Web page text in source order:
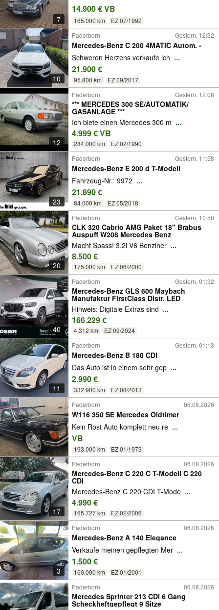
7
14.900 € VB
165.000 km EZ 07/1992
10
Paderborn Gestern, 12:32
Mercedes-Benz C 200 4MATIC Autom. -
Schweren Herzens verkaufe ich ...
21.900 €
95.800 km EZ 09/2017
12
Paderborn Gestern, 12:08
*** MERCEDES 300 SE/AUTOMATIK/
GASANLAGE ***
Ich biete einen Mercedes 300 m ...
4.999 € VB
284.000 km EZ 02/1990
23
Paderborn Gestern, 11:58
Mercedes-Benz E 200 d T-Modell
Fahrzeug-Nr.: 9972 ...
21.890 €
84.000 km EZ 05/2018
20
Paderborn Gestern, 10:50
CLK 320 Cabrio AMG Paket 18" Brabus
Auspuff W208 Mercedes Benz
Macht Spass! 3,2l V6 Benziner ...
8.500 €
175.000 km EZ 06/2000
40
Paderborn Gestern, 01:32
Mercedes-Benz GLS 600 Maybach
Manufaktur FirstClass Distr. LED
Hinweis: Digitale Extras sind ...
166.229 €
4.312 km EZ 09/2024
11
Paderborn Gestern, 01:13
Mercedes-Benz B 180 CDI
Das Auto ist in einem sehr gep ...
2.990 €
332.900 km
EZ 08/2013
Paderborn
06.08.2026
W116 350 SE Mercedes Oldtimer
Kein Rost Auto komplett neu re ...
VB
193.000 km EZ 01/1973
17
Paderborn 06.08.2026
Mercedes-Benz C 220 C T-Modell C 220
CDI
Mercedes-Benz C 220 CDI T-Mode ...
4.990 €
165.727 km EZ 02/2006
3
Paderborn 06.08.2026
Mercedes-Benz A 140 Elegance
Verkaufe meinen gepflegten Mer ...
1.500 €
160.000 km EZ 01/2001
Paderborn 06.08.2026
Mercedes Sprinter 213 CDI 6 Gang
Scheckheftgepflegt 9 Sitze